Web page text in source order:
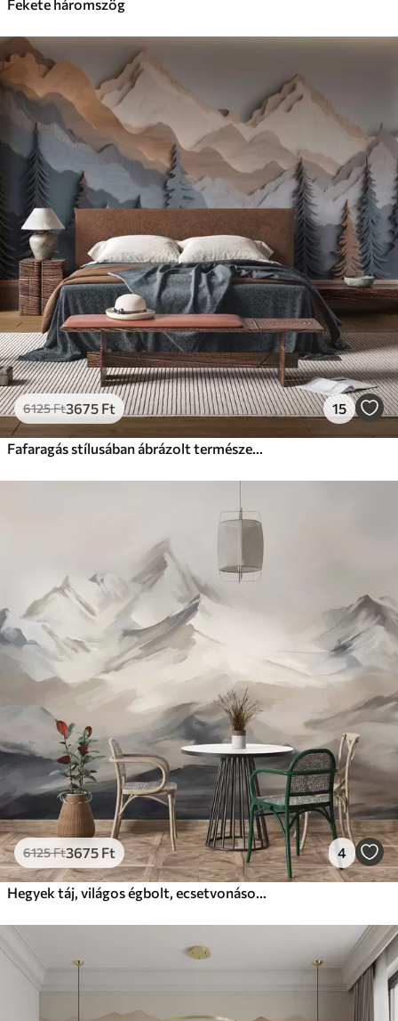
Fekete háromszög
6125Ft3675 Ft 15
Fafaragás stílusában ábrázolt természeti táj fenyőfákkal és hegyekkel
6125Ft3675 Ft 4
Hegyek táj, világos égbolt, ecsetvonások, semleges bézs és szürke színek, hegység, hegyvonulat